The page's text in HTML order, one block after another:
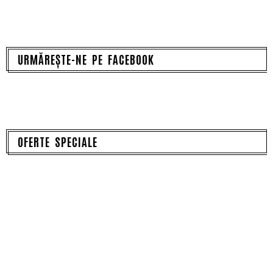
URMĂREȘTE-NE PE FACEBOOK
OFERTE SPECIALE